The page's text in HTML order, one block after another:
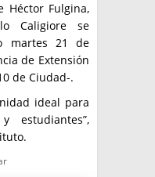
Héctor Fulgina,
Caligiore se
martes 21 de
de Extensión
de Ciudad-.
ideal para
estudiantes”,